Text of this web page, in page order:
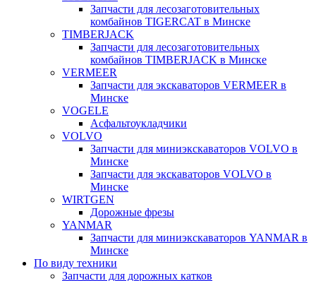
Запчасти для лесозаготовительных
комбайнов TIGERCAT в Минске
TIMBERJACK
Запчасти для лесозаготовительных
комбайнов TIMBERJACK в Минске
VERMEER
Запчасти для экскаваторов VERMEER в
Минске
VOGELE
Асфальтоукладчики
VOLVO
Запчасти для миниэкскаваторов VOLVO в
Минске
Запчасти для экскаваторов VOLVO в
Минске
WIRTGEN
Дорожные фрезы
YANMAR
Запчасти для миниэкскаваторов YANMAR в
Минске
По виду техники
Запчасти для дорожных катков